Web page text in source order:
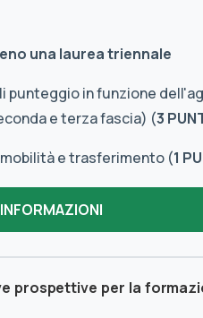
una laurea triennale
punteggio in funzione
e terza fascia) (3
e trasferimento (1
prospettive per la